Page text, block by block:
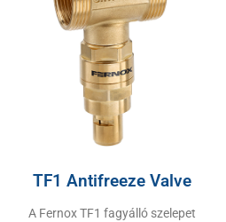
TF1 Antifreeze Valve
A Fernox TF1 fagyálló szelepet